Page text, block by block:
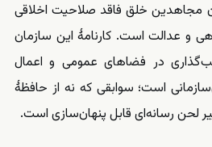
مجاهدین خلق فاقد صلاحیت اخلاقی
و عدالت است. کارنامهٔ این سازمان
در فضاهای عمومی و اعمال
است؛ سوابقی که نه از حافظهٔ
لحن رسانه‌ای قابل پنهان‌سازی است.